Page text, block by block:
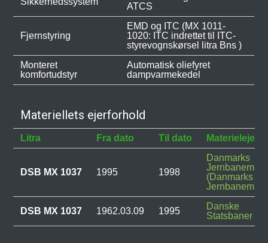
ATCS
Fjernstyring
EMD og ITC (MX 1011-
1020: ITC indrettet til ITC-
styrevognskørsel litra Bns )
Monteret
komfortudstyr
Automatisk oliefyret
dampvarmekedel
Materiellets ejerforhold
Litra Fra dato Til dato Materielejer
DSB MX 1037 1995 1998
Danmarks
(Danmarks
DSB MX 1037 1962.03.09 1995
Danske
Statsbaner